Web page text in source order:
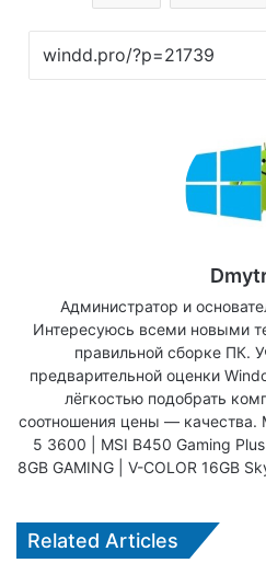
Администратор и
Интересуюсь всеми новыми
правильной сборке ПК.
предварительной оценки
лёгкостью подобрать
соотношения цены — качества.
5 3600 | MSI B450 Gaming
8GB GAMING | V-COLOR 16GB
Related Articles